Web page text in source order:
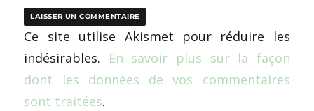
Ce site utilise Akismet pour réduire les
indésirables. En savoir plus sur la façon
dont les données de vos commentaires
sont traitées.